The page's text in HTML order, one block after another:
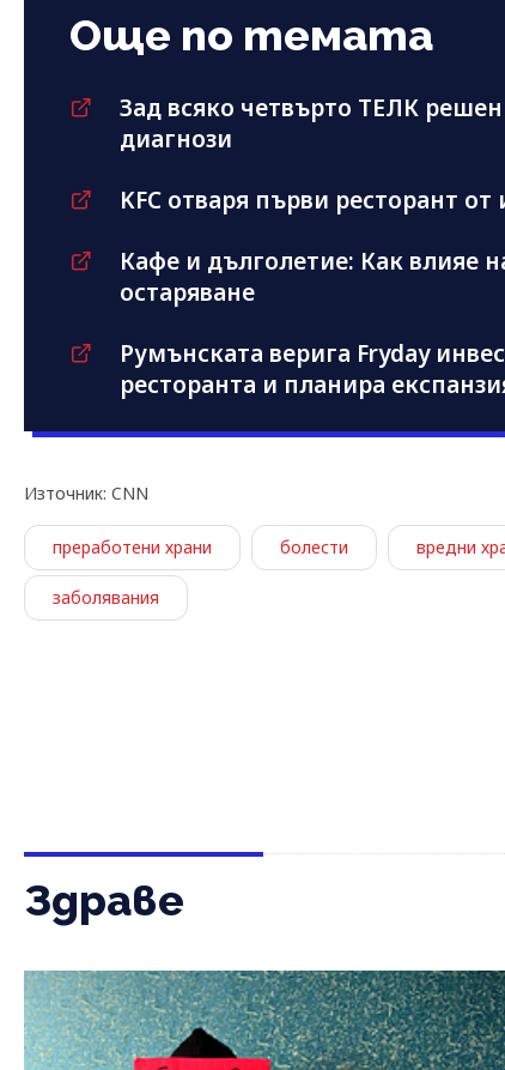
Още по темата
Зад всяко четвърто ТЕЛК
диагнози
KFC отваря първи ресторант
Кафе и дълголетие: Как влияе
остаряване
Румънската верига Fryday
ресторанта и планира
Източник: CNN
преработени храни болести вредни
заболявания
Здраве